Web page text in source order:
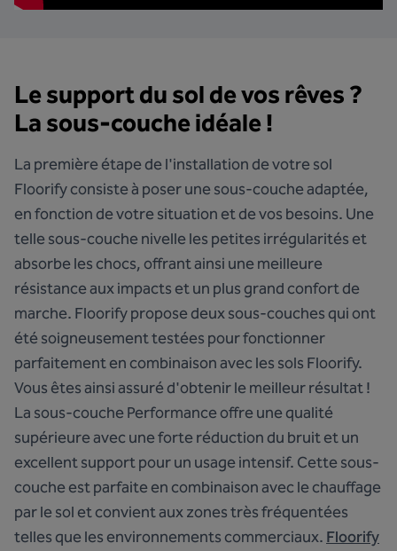
Le support du sol de vos rêves ?
La sous-couche idéale !
La première étape de l'installation de votre sol
Floorify consiste à poser une sous-couche adaptée,
en fonction de votre situation et de vos besoins. Une
telle sous-couche nivelle les petites irrégularités et
absorbe les chocs, offrant ainsi une meilleure
résistance aux impacts et un plus grand confort de
marche. Floorify propose deux sous-couches qui ont
été soigneusement testées pour fonctionner
parfaitement en combinaison avec les sols Floorify.
Vous êtes ainsi assuré d'obtenir le meilleur résultat !
La sous-couche Performanceoffre une qualité
supérieure avec une forte réduction du bruit et un
excellent support pour un usage intensif. Cette sous-
couche est parfaite en combinaison avec le chauffage
par le sol et convient aux zones très fréquentées
telles que les environnements commerciaux. Floorify